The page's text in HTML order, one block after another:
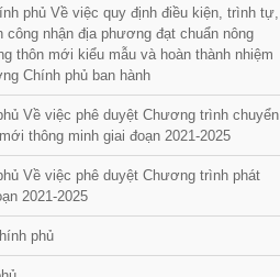
phủ Về việc quy định điều kiện, trình tự,
nhận địa phương đạt chuẩn nông
thôn mới kiểu mẫu và hoàn thành nhiệm
Chính phủ ban hành
Về việc phê duyệt Chương trình chuyển
thông minh giai đoạn 2021-2025
Về việc phê duyệt Chương trình phát
2021-2025
phủ